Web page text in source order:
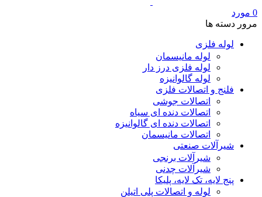
0 مورد
مرور دسته ها
لوله فلزی
لوله مانیسمان
لوله فلزی درز دار
لوله گالوانیزه
فلنج و اتصالات فلزی
اتصالات جوشی
اتصالات دنده ای سیاه
اتصالات دنده ای گالوانیزه
اتصالات مانیسمان
شیرآلات صنعتی
شیرآلات برنجی
شیرآلات چدنی
پنج لایه، تک لایه، پلیکا
لوله و اتصالات پلی اتیلن